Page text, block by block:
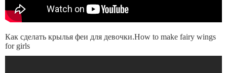
Как сделать крылья феи для девочки.How to make fairy wings
for girls